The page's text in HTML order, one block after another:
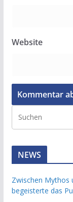
Website
NEWS
Zwischen Mythos
begeisterte das